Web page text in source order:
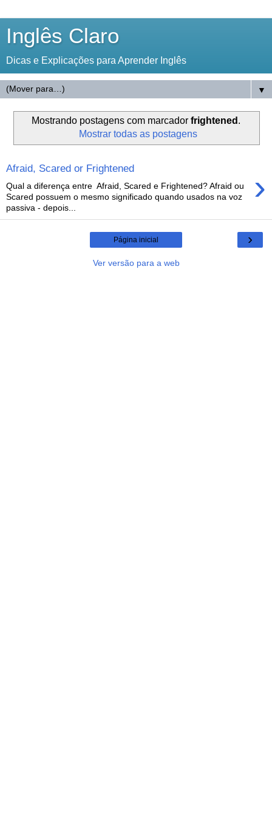
Inglês Claro
Dicas e Explicações para Aprender Inglês
▼
Mostrando postagens com marcador frightened .
Mostrar todas as postagens
Afraid, Scared or Frightened ›
Qual a diferença entre Afraid, Scared e Frightened? Afraid ou
Scared possuem o mesmo significado quando usados na voz
passiva - depois...
›
Página inicial
Ver versão para a web